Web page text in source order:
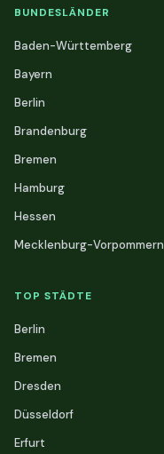
BUNDESLÄNDER
Baden-Württemberg
Bayern
Berlin
Brandenburg
Bremen
Hamburg
Hessen
Mecklenburg-Vorpommern
TOP STÄDTE
Berlin
Bremen
Dresden
Düsseldorf
Erfurt